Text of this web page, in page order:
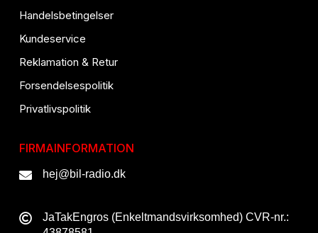
Handelsbetingelser
Kundeservice
Reklamation & Retur
Forsendelsespolitik
Privatlivspolitik
FIRMAINFORMATION
hej@bil-radio.dk
JaTakEngros (Enkeltmandsvirksomhed) CVR-nr.: